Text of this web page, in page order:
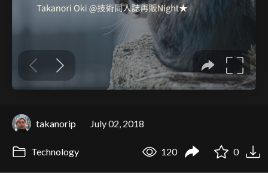
takanorip July 02, 2018
Technology 120 0